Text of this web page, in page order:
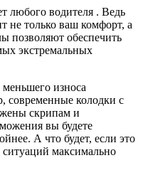
любого водителя ️. Ведь
не только ваш комфорт, а
позволяют обеспечить
экстремальных
износа
современные колодки с
скрипам и
вы будете
А что будет, если это
максимально